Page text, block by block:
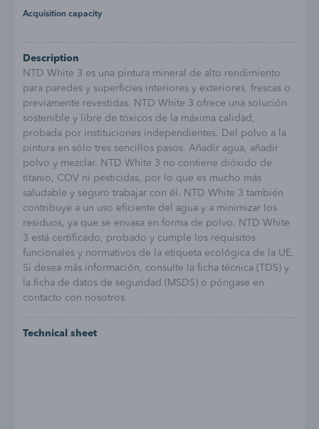
Acquisition capacity
Description
NTD White 3 es una pintura mineral de alto rendimiento
para paredes y superficies interiores y exteriores, frescas o
previamente revestidas. NTD White 3 ofrece una solución
sostenible y libre de tóxicos de la máxima calidad,
probada por instituciones independientes. Del polvo a la
pintura en sólo tres sencillos pasos. Añadir agua, añadir
polvo y mezclar. NTD White 3 no contiene dióxido de
titanio, COV ni pesticidas, por lo que es mucho más
saludable y seguro trabajar con él. NTD White 3 también
contribuye a un uso eficiente del agua y a minimizar los
residuos, ya que se envasa en forma de polvo. NTD White
3 está certificado, probado y cumple los requisitos
funcionales y normativos de la etiqueta ecológica de la UE.
Si desea más información, consulte la ficha técnica (TDS) y
la ficha de datos de seguridad (MSDS) o póngase en
contacto con nosotros.
Technical sheet